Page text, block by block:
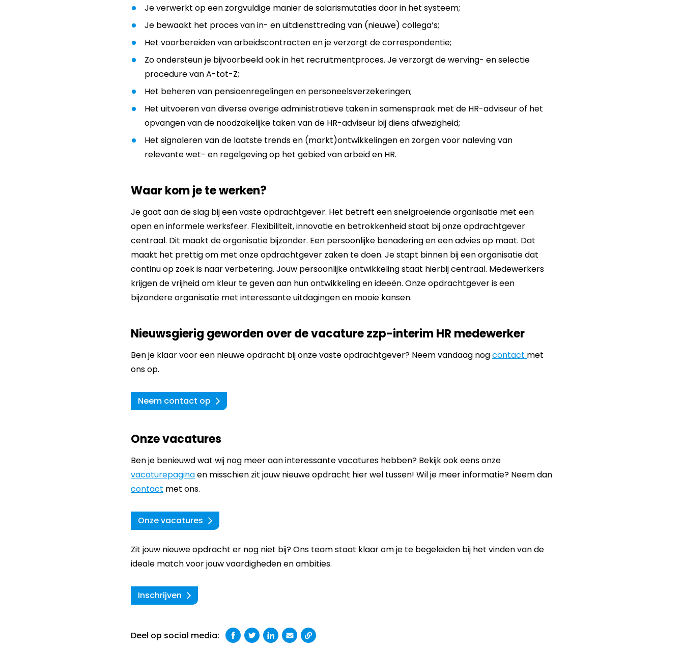
Je verwerkt op een zorgvuldige manier de salarismutaties door in het systeem;
Je bewaakt het proces van in- en uitdiensttreding van (nieuwe) collega’s;
Het voorbereiden van arbeidscontracten en je verzorgt de correspondentie;
Zo ondersteun je bijvoorbeeld ook in het recruitmentproces. Je verzorgt de werving- en selectie
procedure van A-tot-Z;
Het beheren van pensioenregelingen en personeelsverzekeringen;
Het uitvoeren van diverse overige administratieve taken in samenspraak met de HR-adviseur of het
opvangen van de noodzakelijke taken van de HR-adviseur bij diens afwezigheid;
Het signaleren van de laatste trends en (markt)ontwikkelingen en zorgen voor naleving van
relevante wet- en regelgeving op het gebied van arbeid en HR.
Waar kom je te werken?
Je gaat aan de slag bij een vaste opdrachtgever. Het betreft een snelgroeiende organisatie met een
open en informele werksfeer. Flexibiliteit, innovatie en betrokkenheid staat bij onze opdrachtgever
centraal. Dit maakt de organisatie bijzonder. Een persoonlijke benadering en een advies op maat. Dat
maakt het prettig om met onze opdrachtgever zaken te doen. Je stapt binnen bij een organisatie dat
continu op zoek is naar verbetering. Jouw persoonlijke ontwikkeling staat hierbij centraal. Medewerkers
krijgen de vrijheid om kleur te geven aan hun ontwikkeling en ideeën. Onze opdrachtgever is een
bijzondere organisatie met interessante uitdagingen en mooie kansen.
Nieuwsgierig geworden over de vacature zzp-interim HR medewerker
Ben je klaar voor een nieuwe opdracht bij onze vaste opdrachtgever? Neem vandaag nogcontact met
ons op.
Neem contact op
Onze vacatures
Ben je benieuwd wat wij nog meer aan interessante vacatures hebben? Bekijk ook eens onze
vacaturepaginaen misschien zit jouw nieuwe opdracht hier wel tussen! Wil je meer informatie? Neem dan
contact met ons.
Onze vacatures
Zit jouw nieuwe opdracht er nog niet bij? Ons team staat klaar om je te begeleiden bij het vinden van de
ideale match voor jouw vaardigheden en ambities.
Inschrijven
Deel op social media: